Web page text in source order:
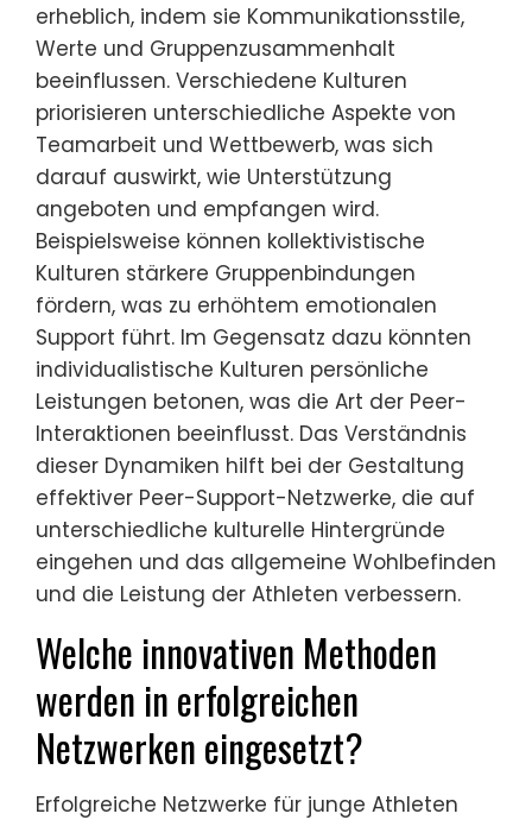
erheblich, indem sie Kommunikationsstile,
Werte und Gruppenzusammenhalt
beeinflussen. Verschiedene Kulturen
priorisieren unterschiedliche Aspekte von
Teamarbeit und Wettbewerb, was sich
darauf auswirkt, wie Unterstützung
angeboten und empfangen wird.
Beispielsweise können kollektivistische
Kulturen stärkere Gruppenbindungen
fördern, was zu erhöhtem emotionalen
Support führt. Im Gegensatz dazu könnten
individualistische Kulturen persönliche
Leistungen betonen, was die Art der Peer-
Interaktionen beeinflusst. Das Verständnis
dieser Dynamiken hilft bei der Gestaltung
effektiver Peer-Support-Netzwerke, die auf
unterschiedliche kulturelle Hintergründe
eingehen und das allgemeine Wohlbefinden
und die Leistung der Athleten verbessern.
Welche innovativen Methoden
werden in erfolgreichen
Netzwerken eingesetzt?
Erfolgreiche Netzwerke für junge Athleten